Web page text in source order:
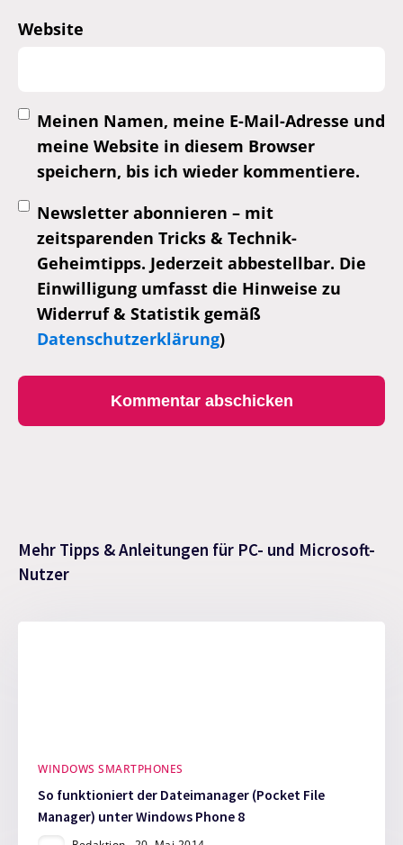
Website
Meinen Namen, meine E-Mail-Adresse und
meine Website in diesem Browser
speichern, bis ich wieder kommentiere.
Newsletter abonnieren – mit
zeitsparenden Tricks & Technik-
Geheimtipps. Jederzeit abbestellbar. Die
Einwilligung umfasst die Hinweise zu
Widerruf & Statistik gemäß
Datenschutzerklärung)
Mehr Tipps & Anleitungen für PC- und Microsoft-
Nutzer
WINDOWS SMARTPHONES
So funktioniert der Dateimanager (Pocket File
Manager) unter Windows Phone 8